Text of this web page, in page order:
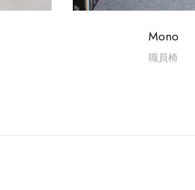
Mono
職員椅